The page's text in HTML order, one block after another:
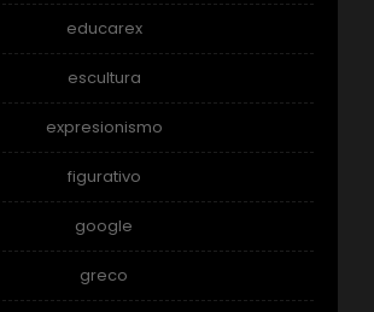
educarex
escultura
expresionismo
figurativo
google
greco